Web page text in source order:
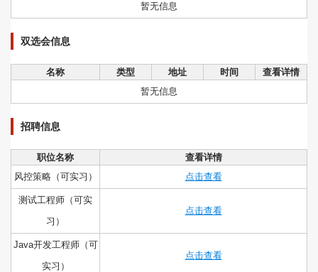
暂无信息
双选会信息
名称 类型 地址 时间
查看详情
暂无信息
招聘信息
职位名称
查看详情
风控策略（可实习）
点击查看
测试工程师（可实
习）
点击查看
Java开发工程师（可
实习）
点击查看